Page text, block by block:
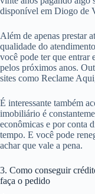
disponível em Diogo de
Além de apenas prestar
qualidade do
você pode ter que entrar
pelos próximos anos.
sites como Reclame
É interessante também
imobiliário é
econômicas e por conta
tempo. E você pode
achar que vale a pena.
3. Como conseguir
faça o pedido